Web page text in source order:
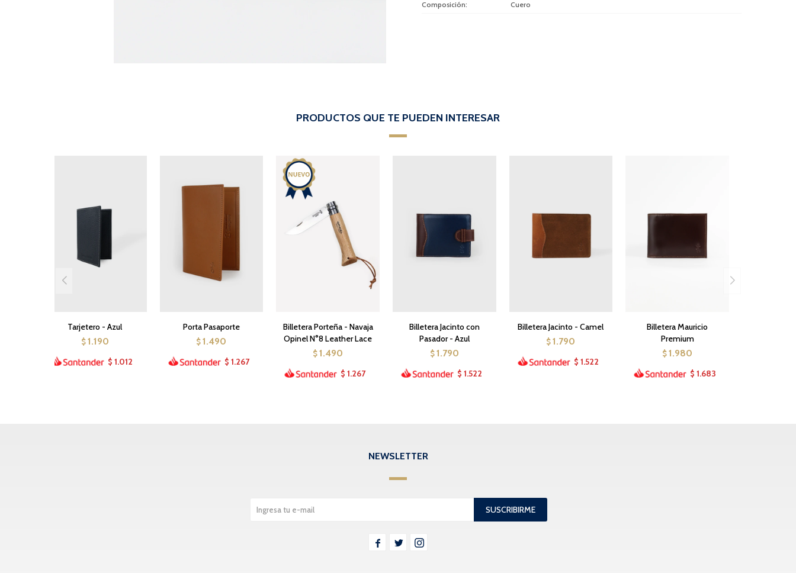
Composición
Cuero
PRODUCTOS QUE TE PUEDEN INTERESAR
Tarjetero - Azul
$ 1.190
$ 1.012
Porta Pasaporte
$ 1.490
$ 1.267
Billetera Porteña - Navaja
Opinel N°8 Leather Lace
$ 1.490
$ 1.267
Billetera Jacinto con
Pasador - Azul
$ 1.790
$ 1.522
Billetera Jacinto - Camel
$ 1.790
$ 1.522
Billetera Mauricio
Premium
$ 1.980
$ 1.683
NEWSLETTER
SUSCRIBIRME
  